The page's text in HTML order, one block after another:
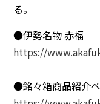
る。
●伊勢名物 赤福
https://
●銘々箱商品紹介